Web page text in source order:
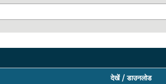
देखें / डाउनलोड